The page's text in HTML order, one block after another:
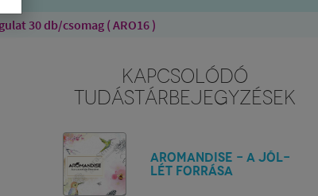
30 db/csomag ( ARO16 )
KAPCSOLÓDÓ
TUDÁSTÁRBEJEGYZÉSEK
Aromandise - A jól-
lét forrása